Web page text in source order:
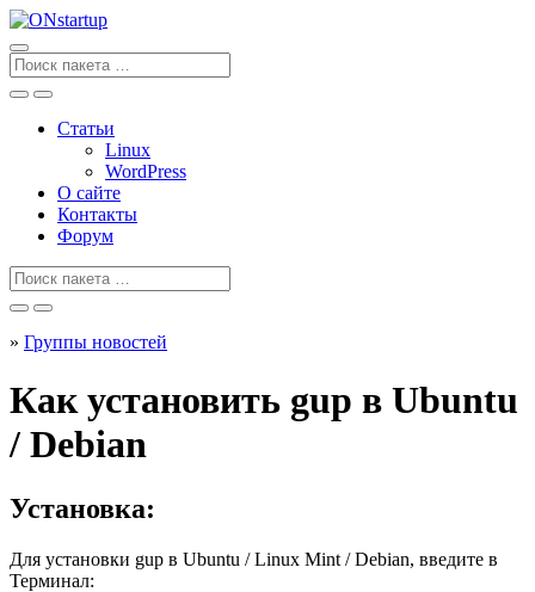
Перейти
к
содержанию
Поиск
для
Статьи
Linux
WordPress
О сайте
Контакты
Форум
Поиск
» Группы новостей
Как установить gup в Ubuntu
/ Debian
Установка:
Для установки gup в Ubuntu / Linux Mint / Debian, введите в
Терминал: